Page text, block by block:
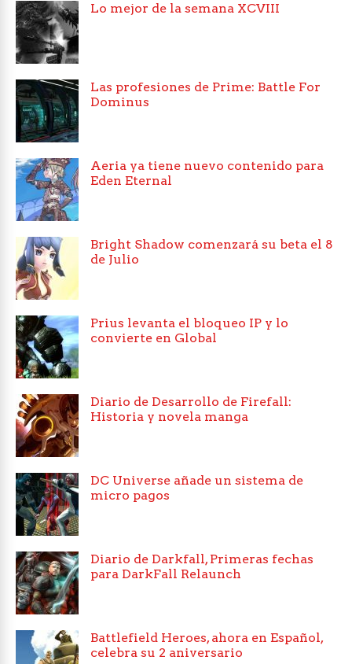
Lo mejor de la semana XCVIII
Las profesiones de Prime: Battle For
Dominus
Aeria ya tiene nuevo contenido para
Eden Eternal
Bright Shadow comenzará su beta el 8
de Julio
Prius levanta el bloqueo IP y lo
convierte en Global
Diario de Desarrollo de Firefall:
Historia y novela manga
DC Universe añade un sistema de
micro pagos
Diario de Darkfall, Primeras fechas
para DarkFall Relaunch
Battlefield Heroes, ahora en Español,
celebra su 2 aniversario